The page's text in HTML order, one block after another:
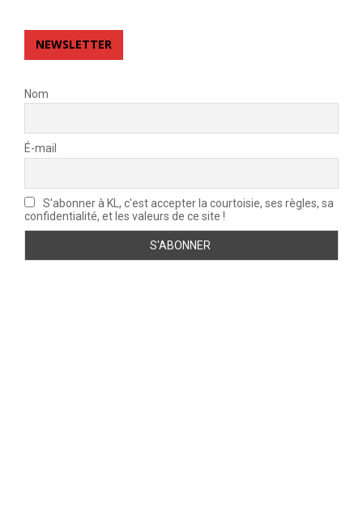
NEWSLETTER
Nom
É-mail
S'abonner à KL, c'est accepter la courtoisie, ses règles, sa
confidentialité, et les valeurs de ce site !